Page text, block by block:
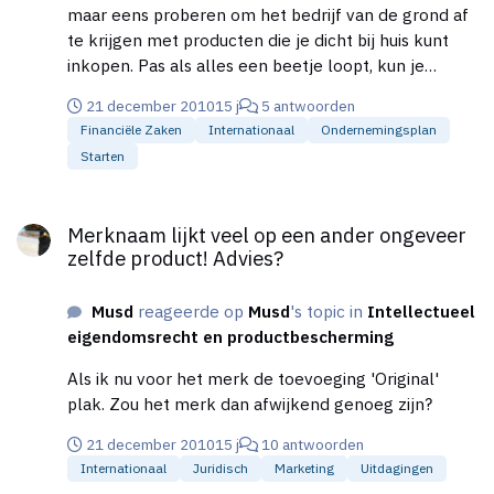
maar eens proberen om het bedrijf van de grond af
te krijgen met producten die je dicht bij huis kunt
inkopen. Pas als alles een beetje loopt, kun je
is natuurlijk daar wel goedkoop, maar hoe zeker ben
je van de kwaliteit, hoe betrouwbaar is je partner
overzee. Nogmaals ik zou lekker in Nederland
meeste snel kunnen leveren). Want in het begin heb
je al kosten genoeg... Bovendien doe je dan eerst
verkocht worden, waardoor je wat gerichter kan
inkopen als je dan toch besluit om verweg te kopen.
21 december 201015 j 5 antwoorden
Financiële Zaken Internationaal
Ondernemingsplan
Starten
Merknaam lijkt veel op een ander ongeveer
zelfde product! Advies?
Musd reageerde op Musd's topic in Intellectueel
eigendomsrecht en productbescherming
Als ik nu voor het merk de toevoeging 'Original'
plak. Zou het merk dan afwijkend genoeg zijn?
21 december 201015 j 10 antwoorden
Internationaal Juridisch Marketing Uitdagingen